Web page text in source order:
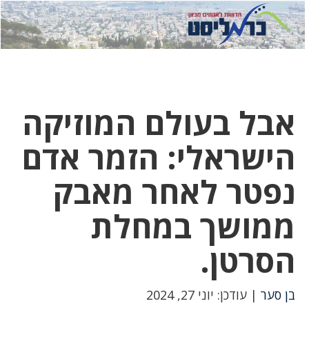
לחץ
כאן
לחץ
כדי
אבל בעולם המוזיקה
הישראלי: הזמר אדם
נפטר לאחר מאבק
ממושך במחלת
הסרטן.
בן סער | עודכן: יוני 27, 2024